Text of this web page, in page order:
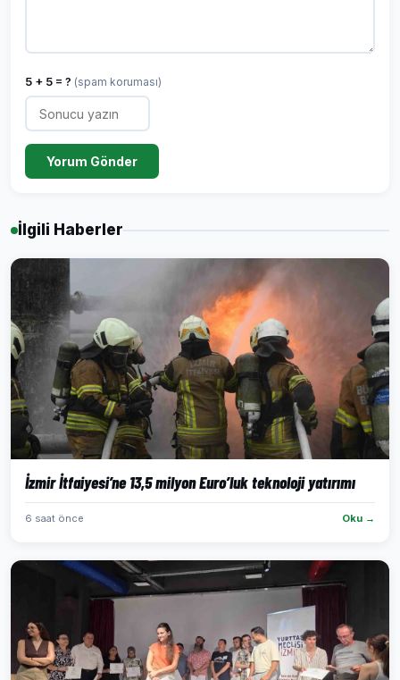
5 + 5 = ? (spam koruması)
Yorum Gönder
İlgili Haberler
İzmir İtfaiyesi’ne 13,5 milyon Euro’luk teknoloji yatırımı
6 saat önce Oku →